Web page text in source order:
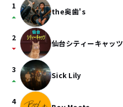
1
arrow_drop_up the奥歯's
2
arrow_drop_down 仙台シティーキャッツ
3
arrow_drop_up Sick Lily
4